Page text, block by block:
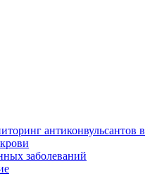
антиконвульсантов в
заболеваний